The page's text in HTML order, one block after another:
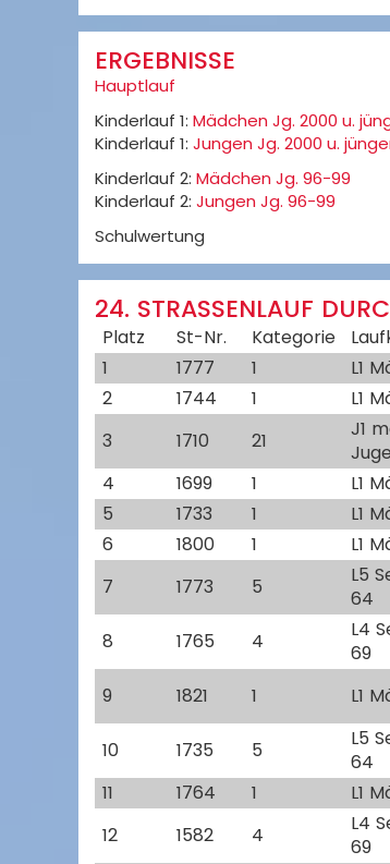
ERGEBNISSE
Hauptlauf
Kinderlauf 1: Mädchen Jg. 2000 u.
Kinderlauf 1: Jungen Jg. 2000 u.
Kinderlauf 2: Mädchen Jg. 96-99
Kinderlauf 2: Jungen Jg. 96-99
Schulwertung
24. STRASSENLAUF
Platz St-Nr. Kategorie
1
1777 1 L1
2
1744 1 L1
3
1710 21
J1
4
1699 1 L1
5
1733 1 L1
6
1800 1 L1
7
1773 5
L5
64
8 1765 4
L4
69
9 1821 1 L1
10 1735 5
L5
64
11
1764 1 L1
12
1582 4
L4
69